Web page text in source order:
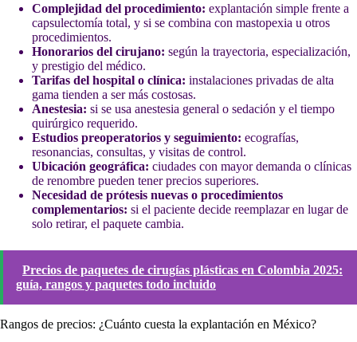
Complejidad del procedimiento: explantación simple frente a
capsulectomía total, y si se combina con mastopexia u otros
procedimientos.
Honorarios del cirujano: según la trayectoria, especialización,
y prestigio del médico.
Tarifas del hospital o clínica: instalaciones privadas de alta
gama tienden a ser más costosas.
Anestesia: si se usa anestesia general o sedación y el tiempo
quirúrgico requerido.
Estudios preoperatorios y seguimiento: ecografías,
resonancias, consultas, y visitas de control.
Ubicación geográfica: ciudades con mayor demanda o clínicas
de renombre pueden tener precios superiores.
Necesidad de prótesis nuevas o procedimientos
complementarios: si el paciente decide reemplazar en lugar de
solo retirar, el paquete cambia.
Precios de paquetes de cirugías plásticas en Colombia 2025:
guía, rangos y paquetes todo incluido
Rangos de precios: ¿Cuánto cuesta la explantación en México?